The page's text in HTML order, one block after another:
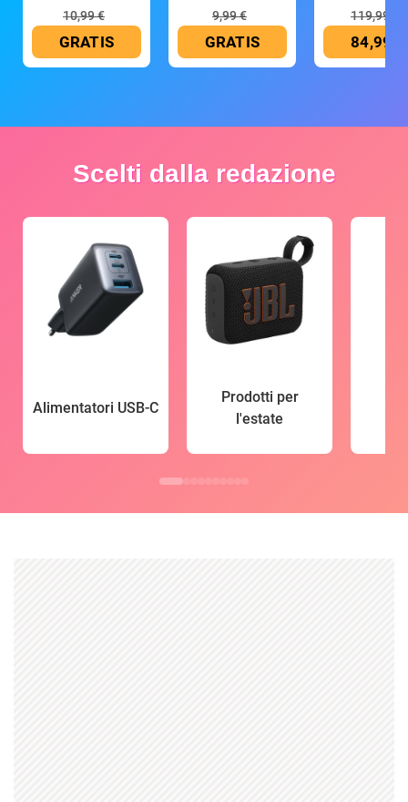
10,99 €
GRATIS
9,99 €
GRATIS
119,99 €
84,99 €
Scelti dalla redazione
Alimentatori USB-C
Prodotti per
l'estate